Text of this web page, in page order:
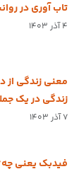
تاب آوری در
4 آذر 1403
معنی زندگی از
زندگی در یک
7 آذر 1403
فیدبک یعنی